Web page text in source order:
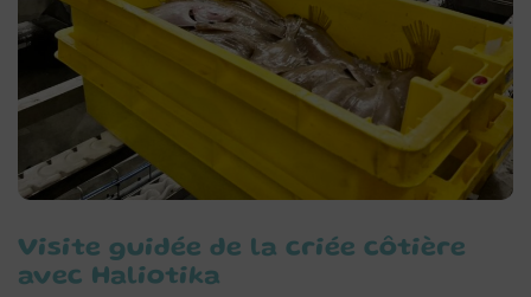
Visite guidée de la criée côtière
avec Haliotika